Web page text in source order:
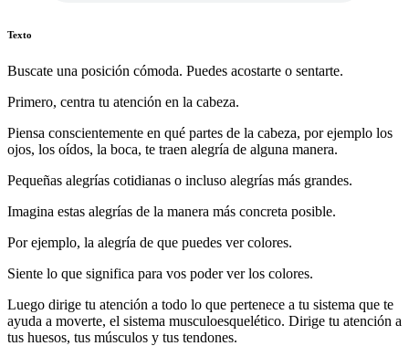
Texto
Buscate una posición cómoda. Puedes acostarte o sentarte.
Primero, centra tu atención en la cabeza.
Piensa conscientemente en qué partes de la cabeza, por ejemplo los
ojos, los oídos, la boca, te traen alegría de alguna manera.
Pequeñas alegrías cotidianas o incluso alegrías más grandes.
Imagina estas alegrías de la manera más concreta posible.
Por ejemplo, la alegría de que puedes ver colores.
Siente lo que significa para vos poder ver los colores.
Luego dirige tu atención a todo lo que pertenece a tu sistema que te
ayuda a moverte, el sistema musculoesquelético. Dirige tu atención a
tus huesos, tus músculos y tus tendones.